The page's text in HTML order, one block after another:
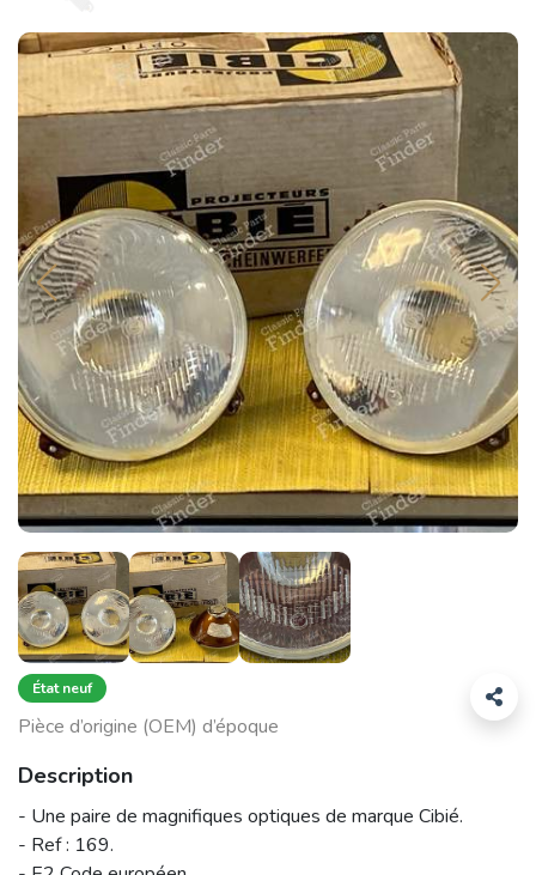
État neuf
Pièce d’origine (OEM) d’époque
Description
- Une paire de magnifiques optiques de marque Cibié.
- Ref : 169.